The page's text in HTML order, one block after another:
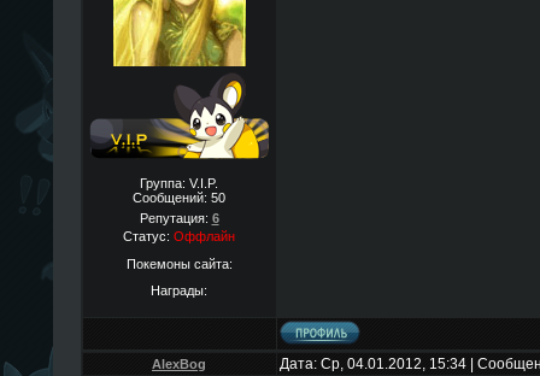
Группа: V.I.P.
Сообщений: 50
Репутация: 6
Статус: Оффлайн
Покемоны сайта:
Награды:
AlexBog Дата: Ср, 04.01.2012, 15:34 |